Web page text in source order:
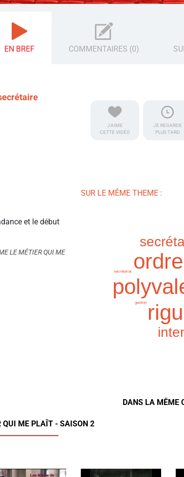
EN BREF COMMENTAIRES (0)
et le début
LE MÉTIER QUI ME
J'AIME
CETTE VIDÉO
JE REGARDE
PLUS TARD
SUR LE MÊME THEME :
ordre
secrétariat
gestion
DANS LA MÊME
QUI ME PLAÎT - SAISON 2